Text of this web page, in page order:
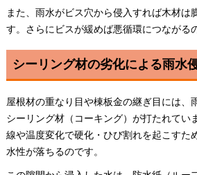
また、雨水がビス穴から侵入すれば木材は
す。さらにビスが緩めば悪循環につながる
シーリング材の劣化による雨水
屋根材の重なり目や棟板金の継ぎ目には、
シーリング材（コーキング）が打たれてい
線や温度変化で硬化・ひび割れを起こすた
水性が落ちるのです。